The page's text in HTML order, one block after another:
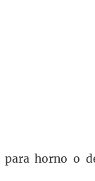
para horno o